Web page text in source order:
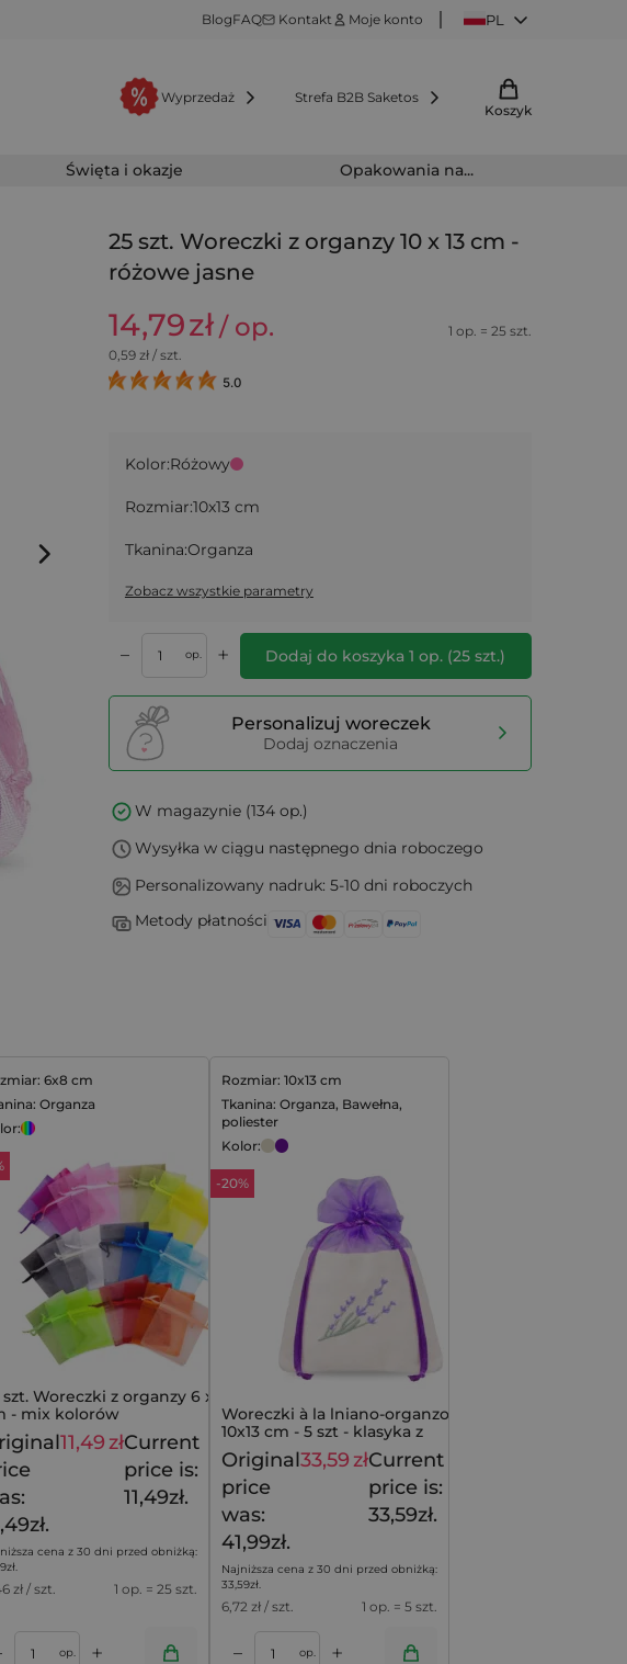
BlogFAQ Kontakt Moje konto PL
Wyprzedaż
Strefa B2B Saketos
Koszyk
Święta i okazje Opakowania na...
25 szt. Woreczki z organzy 10 x 13 cm -
różowe jasne
14,79zł/ op.
1 op. = 25 szt.
0,59zł / szt.
5.0
Kolor:Różowy
Rozmiar:10x13 cm
Tkanina:Organza
Zobacz wszystkie parametry
– op. + Dodaj do koszyka1 op. (25 szt.)
Personalizuj woreczek
Dodaj oznaczenia
W magazynie (134 op.)
Wysyłka w ciągu następnego dnia roboczego
Personalizowany nadruk: 5-10 dni roboczych
Metody płatności
-
zł
6x8 cm
Organza
szt. Woreczki z organzy 6 x 8
- mix kolorów
11,49złCurrent
price is:
11,49zł.
cena z 30 dni przed obniżką:
zł.
zł / szt. 1 op. = 25 szt.
op. +
Rozmiar: 10x13 cm
Tkanina: Organza, Bawełna,
poliester
Kolor:
-20%
Woreczki à la lniano-organzowe
10x13 cm - 5 szt - klasyka z
lawendowym akcentem
Original
price
was:
41,99zł.
33,59złCurrent
price is:
33,59zł.
Najniższa cena z 30 dni przed obniżką:
33,59zł.
6,72 zł / szt. 1 op. = 5 szt.
– op. +